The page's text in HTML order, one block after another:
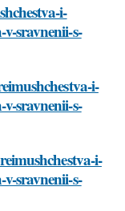
i-
sravnenii-s-
i-
sravnenii-s-
i-
sravnenii-s-